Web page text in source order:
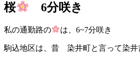
桜 6分咲き
私の通勤路の は、6~7分咲き
駒込地区は、昔 染井町と言って染井